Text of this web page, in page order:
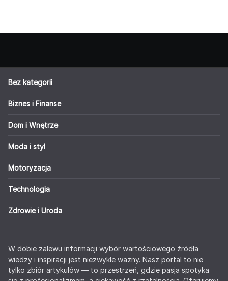
Bez kategorii
Biznes i Finanse
Dom i Wnętrze
Moda i styl
Motoryzacja
Technologia
Zdrowie i Uroda
W dobie zalewu informacji wybór wartościowego źródła
wiedzy i inspiracji jest niezwykle ważny. Nasz portal to nie
tylko zbiór artykułów — to przestrzeń, gdzie pasja spotyka